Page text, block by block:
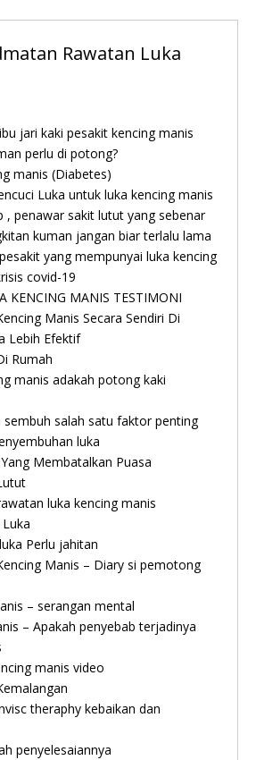
Rawatan Luka
jari kaki pesakit kencing manis
perlu di potong?
manis (Diabetes)
Luka untuk luka kencing manis
, penawar sakit lutut yang sebenar
kuman jangan biar terlalu lama
yang mempunyai luka kencing
covid-19
KENCING MANIS TESTIMONI
Manis Secara Sendiri Di
Lebih Efektif
Rumah
manis adakah potong kaki
sembuh salah satu faktor penting
luka
Membatalkan Puasa
luka kencing manis
Perlu jahitan
Manis – Diary si pemotong
– serangan mental
– Apakah penyebab terjadinya
manis video
theraphy kebaikan dan
penyelesaiannya